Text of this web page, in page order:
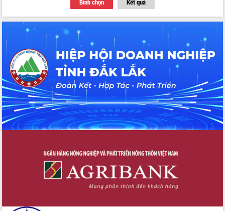
du khách thông qua Hệ thống cơ sở dữ
liệu và Bản đồ số
Tập huấn ứng dụng trí tuệ nhân tạo (AI)
trong thương mại điện tử năm 2026
Đoàn đại biểu Quốc hội tỉnh Đắk Lắk
trao đổi thông tin trước Kỳ họp thứ
nhất, Quốc hội khóa XVI
Quyết liệt cải cách hành chính, khơi
thông nguồn lực phát triển
Nâng cao hiệu lực, hiệu quả HĐND
tỉnh thông qua hiện đại hóa hành chính
Xã Ea Phê gắn cải cách hành chính với
Phó Chủ tịch Thường trực UBND tỉnh
Hồ Thị Nguyên Thảo làm việc tại Trung
tâm Phục vụ hành chính công xã Ea
hành cùng nông dân dân, doanh nghiệp
Bình chọn Kết quả